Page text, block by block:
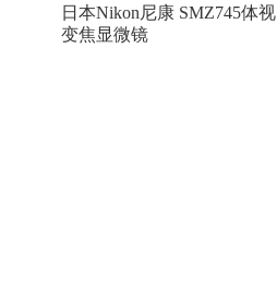
日本Nikon尼康 SMZ745体视
变焦显微镜